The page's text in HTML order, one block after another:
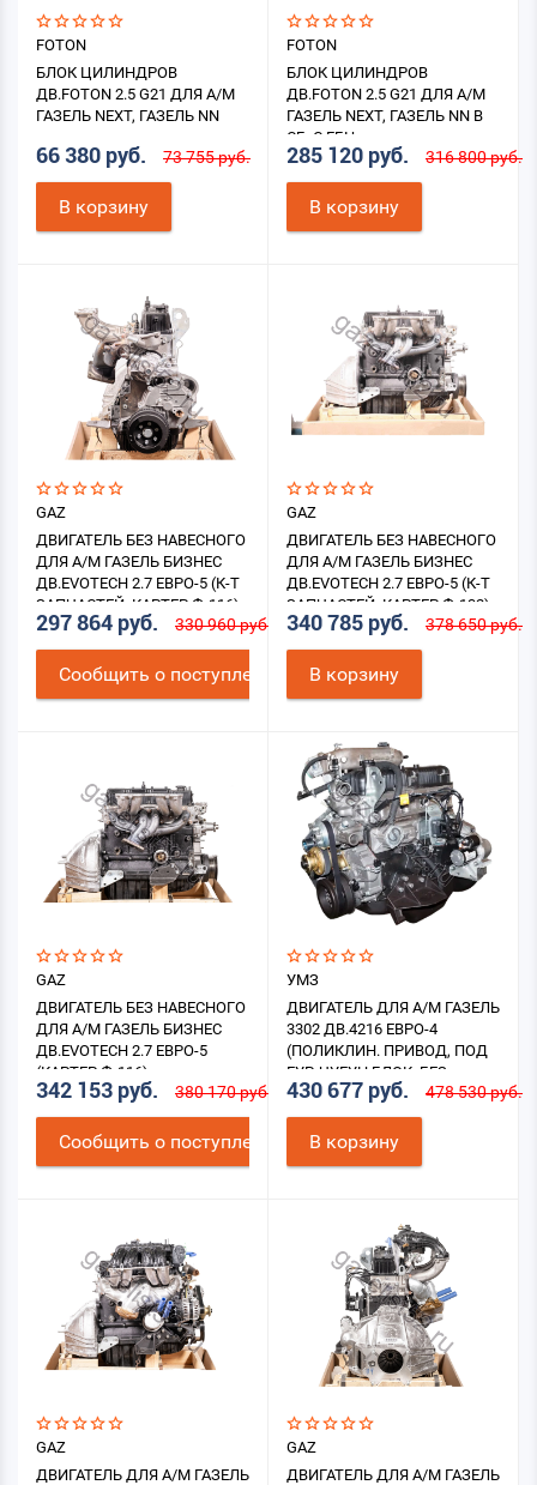
FOTON
БЛОК ЦИЛИНДРОВ
ДВ.FOTON 2.5 G21 ДЛЯ А/М
ГАЗЕЛЬ NEXT, ГАЗЕЛЬ NN
66 380 руб. 73 755 руб.
В корзину
FOTON
БЛОК ЦИЛИНДРОВ
ДВ.FOTON 2.5 G21 ДЛЯ А/М
ГАЗЕЛЬ NEXT, ГАЗЕЛЬ NN В
СБ. С ГБЦ
285 120 руб. 316 800 руб.
В корзину
GAZ
ДВИГАТЕЛЬ БЕЗ НАВЕСНОГО
ДЛЯ А/М ГАЗЕЛЬ БИЗНЕС
ДВ.EVOTECH 2.7 ЕВРО-5 (К-Т
ЗАПЧАСТЕЙ, КАРТЕР Ф-116)
ГБО
297 864 руб. 330 960 руб.
Cообщить о поступлении
GAZ
ДВИГАТЕЛЬ БЕЗ НАВЕСНОГО
ДЛЯ А/М ГАЗЕЛЬ БИЗНЕС
ДВ.EVOTECH 2.7 ЕВРО-5 (К-Т
ЗАПЧАСТЕЙ, КАРТЕР Ф-132)
ГБО
340 785 руб. 378 650 руб.
В корзину
GAZ
ДВИГАТЕЛЬ БЕЗ НАВЕСНОГО
ДЛЯ А/М ГАЗЕЛЬ БИЗНЕС
ДВ.EVOTECH 2.7 ЕВРО-5
(КАРТЕР Ф-116)
342 153 руб. 380 170 руб.
Cообщить о поступлении
УМЗ
ДВИГАТЕЛЬ ДЛЯ А/М ГАЗЕЛЬ
3302 ДВ.4216 ЕВРО-4
(ПОЛИКЛИН. ПРИВОД, ПОД
ГУР, ЧУГУН.БЛОК, БЕЗ
КОМПРЕССОРА)
430 677 руб. 478 530 руб.
В корзину
GAZ
ДВИГАТЕЛЬ ДЛЯ А/М ГАЗЕЛЬ
GAZ
ДВИГАТЕЛЬ ДЛЯ А/М ГАЗЕЛЬ